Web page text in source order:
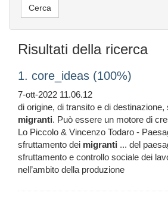
Risultati della ricerca
1. core_ideas (100%)
7-ott-2022 11.06.12
di origine, di transito e di
migranti. Può essere un motore di
Lo Piccolo & Vincenzo Todaro -
sfruttamento dei migranti ... del
sfruttamento e controllo sociale dei
nell’ambito della produzione